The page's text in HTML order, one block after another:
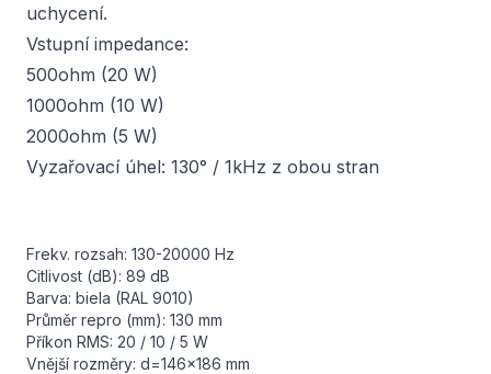
uchycení.
Vstupní impedance:
500ohm (20 W)
1000ohm (10 W)
2000ohm (5 W)
Vyzařovací úhel: 130° / 1kHz z obou stran
Frekv. rozsah: 130-20000 Hz
Citlivost (dB): 89 dB
Barva: biela (RAL 9010)
Průměr repro (mm): 130 mm
Příkon RMS: 20 / 10 / 5 W
Vnější rozměry: d=146x186 mm